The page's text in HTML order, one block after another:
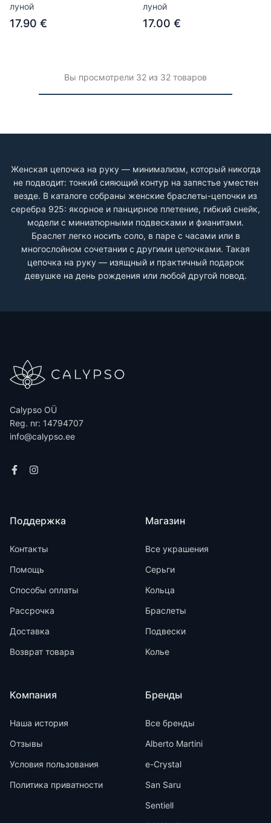
Женская цепочка на руку — минимализм, который никогда
не подводит: тонкий сияющий контур на запястье уместен
везде. В каталоге собраны женские браслеты-цепочки из
серебра 925: якорное и панцирное плетение, гибкий снейк,
модели с миниатюрными подвесками и фианитами.
Браслет легко носить соло, в паре с часами или в
многослойном сочетании с другими цепочками. Такая
цепочка на руку — изящный и практичный подарок
девушке на день рождения или любой другой повод.
луной
17.90 €
луной
17.00 €
Вы просмотрели 32 из 32 товаров
Calypso OÜ
Reg. nr: 14794707
info@calypso.ee
Поддержка
Контакты
Помощь
Способы оплаты
Рассрочка
Доставка
Возврат товара
Компания
Наша история
Отзывы
Условия пользования
Политика приватности
Магазин
Все украшения
Серьги
Кольца
Браслеты
Подвески
Колье
Бренды
Все бренды
Alberto Martini
e-Crystal
San Saru
Sentiell